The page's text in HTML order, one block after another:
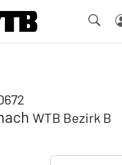
WTB Bezirk B